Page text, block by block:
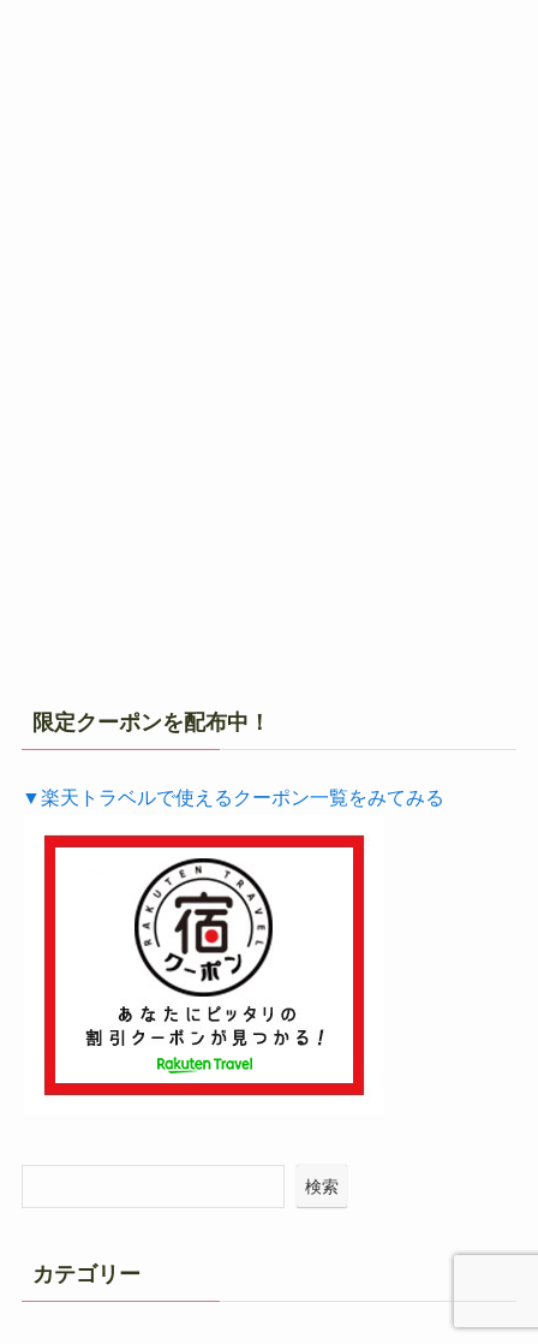
限定クーポンを配布中！
▼楽天トラベルで使えるクーポン一覧をみてみる
検索
カテゴリー